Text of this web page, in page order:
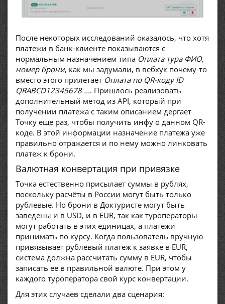
После некоторых исследований оказалось, что хотя
платежи в банк-клиенте показываются с
нормальным назначением типа Оплата тура ФИО,
номер брони, как мы задумали, в вебхук почему-то
вместо этого прилетает Оплата по QR-коду ID
QRABCD12345678 …. Пришлось реализовать
дополнительный метод из API, который при
получении платежа с таким описанием дергает
Точку еще раз, чтобы получить инфу о данном QR-
коде. В этой информации назначение платежа уже
правильно отражается и по нему можно линковать
платеж к брони.
Валютная конвертация при привязке
Точка естественно присылает суммы в рублях,
поскольку расчёты в России могут быть только
рублевые. Но брони в Доктуристе могут быть
заведены и в USD, и в EUR, так как туроператоры
могут работать в этих единицах, а платежи
принимать по курсу. Когда пользователь вручную
привязывает рублёвый платёж к заявке в EUR,
система должна рассчитать сумму в EUR, чтобы
записать её в правильной валюте. При этом у
каждого туроператора свой курс конвертации.
Для этих случаев сделали два сценария: